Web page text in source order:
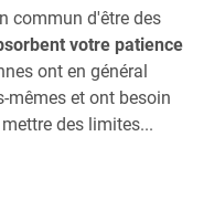
commun d'être des
votre patience
ont en général
mêmes et ont besoin
des limites...